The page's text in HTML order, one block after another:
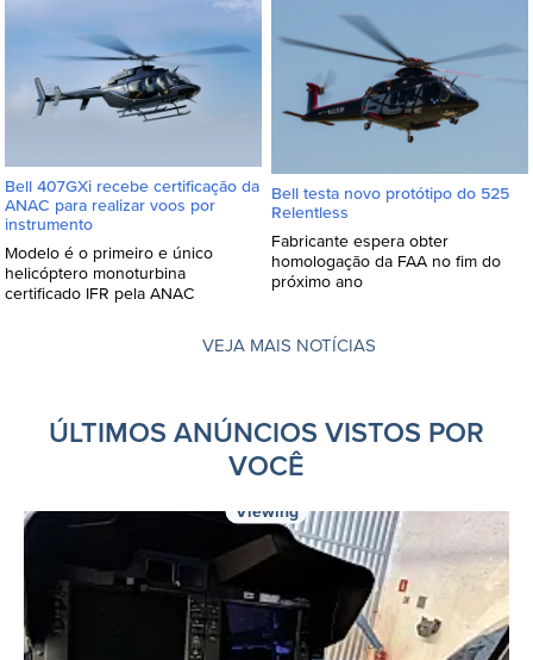
Bell 407GXi recebe certificação da
ANAC para realizar voos por
instrumento
Modelo é o primeiro e único
helicóptero monoturbina
certificado IFR pela ANAC
Bell testa novo protótipo do 525
Relentless
Fabricante espera obter
homologação da FAA no fim do
próximo ano
VEJA MAIS NOTÍCIAS
ÚLTIMOS ANÚNCIOS VISTOS POR
VOCÊ
Viewing